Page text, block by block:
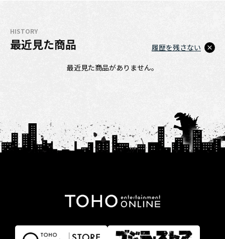
HISTORY
最近見た商品
最近見た商品がありません。
履歴を残さない